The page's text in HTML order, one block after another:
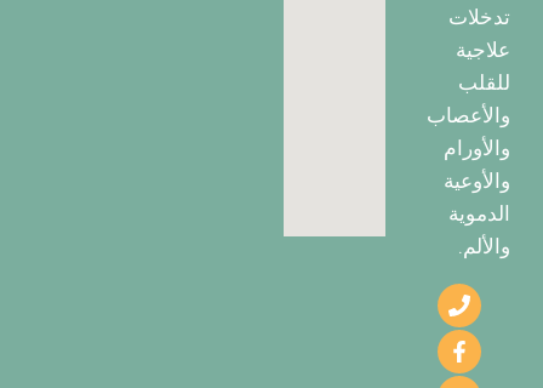
تدخلات
علاجية
للقلب
والأعصاب
والأورام
والأوعية
الدموية
والألم.